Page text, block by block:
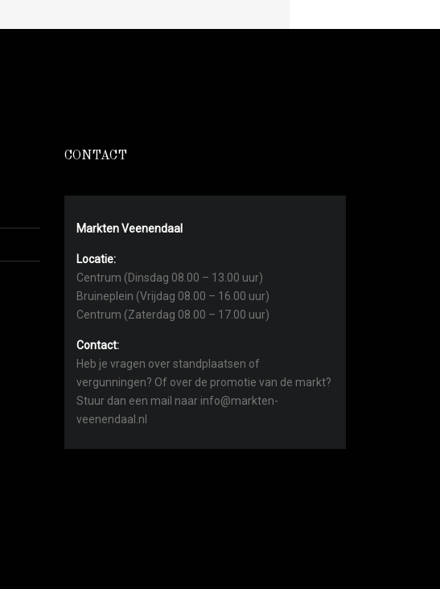
CONTACT
Markten Veenendaal
Locatie:
Centrum (Dinsdag 08.00 – 13.00 uur)
Bruineplein (Vrijdag 08.00 – 16.00 uur)
Centrum (Zaterdag 08.00 – 17.00 uur)
Contact:
Heb je vragen over standplaatsen of
vergunningen? Of over de promotie van de markt?
Stuur dan een mail naar info@markten-
veenendaal.nl